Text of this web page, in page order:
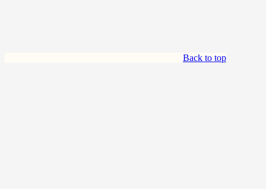
Back to top